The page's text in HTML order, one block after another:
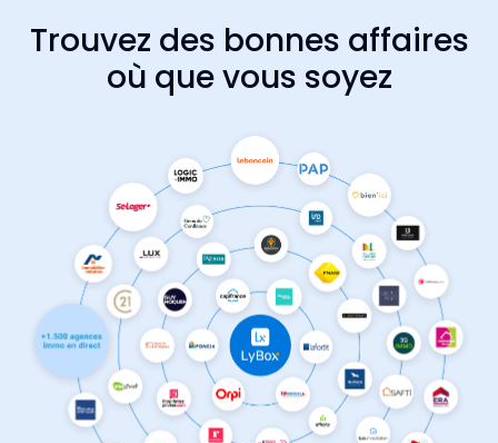
Trouvez des bonnes affaires
où que vous soyez